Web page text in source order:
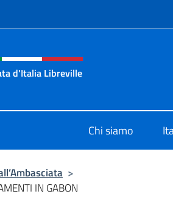
social e menù
d'Italia Libreville
Chi siamo
>
IN GABON